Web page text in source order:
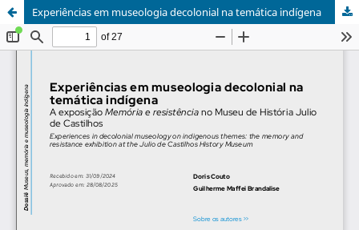
Experiências em museologia decolonial na temática indígena